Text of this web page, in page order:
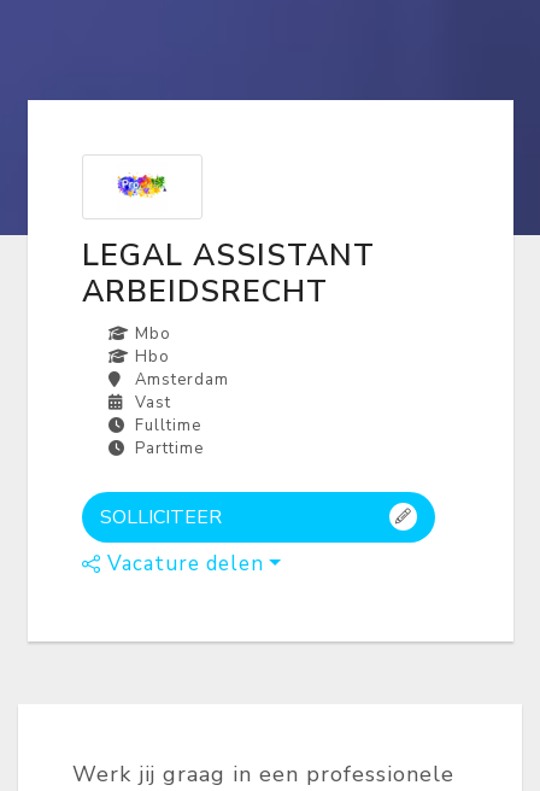
LEGAL ASSISTANT
ARBEIDSRECHT
Mbo
Hbo
Amsterdam
Vast
Fulltime
Parttime
SOLLICITEER
Vacature delen
Werk jij graag in een professionele